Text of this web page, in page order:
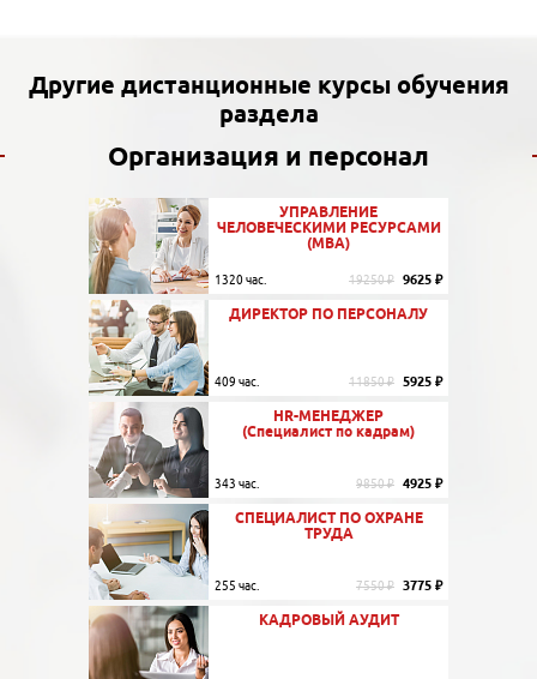
Другие дистанционные курсы обучения
раздела
Организация и персонал
УПРАВЛЕНИЕ
ЧЕЛОВЕЧЕСКИМИ РЕСУРСАМИ
(MBA)
1320 час. 19250 ₽ 9625 ₽
ДИРЕКТОР ПО ПЕРСОНАЛУ
409 час. 11850 ₽ 5925 ₽
HR-МЕНЕДЖЕР
(Специалист по кадрам)
343 час. 9850 ₽ 4925 ₽
СПЕЦИАЛИСТ ПО ОХРАНЕ
ТРУДА
255 час. 7550 ₽ 3775 ₽
КАДРОВЫЙ АУДИТ